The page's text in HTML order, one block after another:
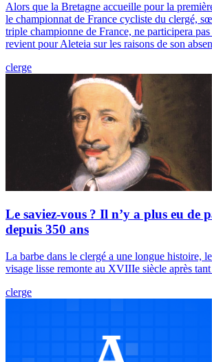
Alors que la Bretagne accueille pour la
le championnat de France cycliste du clergé,
triple championne de France, ne participera
revient pour Aleteia sur les raisons de son
clerge
Le saviez-vous ? Il n’y a plus eu de
depuis 350 ans
La barbe dans le clergé a une longue histoire,
visage lisse remonte au XVIIIe siècle après
clerge